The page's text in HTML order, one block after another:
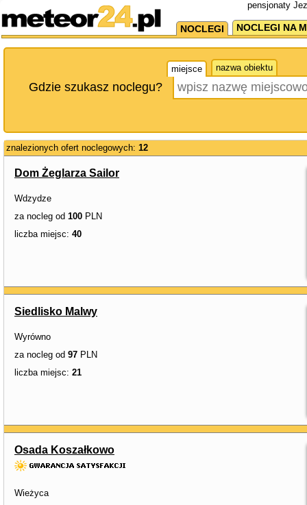
pensjonaty
NOCLEGI NOCLEGI NA
miejsce nazwa obiektu
Gdzie szukasz noclegu?
znalezionych ofert noclegowych: 12
Dom Żeglarza Sailor
Wdzydze
za nocleg od 100 PLN
liczba miejsc: 40
Siedlisko Malwy
Wyrówno
za nocleg od 97 PLN
liczba miejsc: 21
Osada Koszałkowo
Wieżyca